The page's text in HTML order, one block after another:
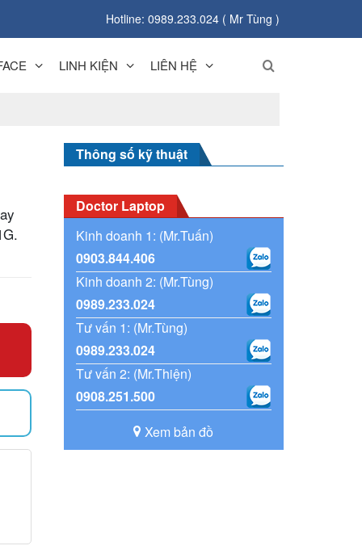
Hotline: 0989.233.024 ( Mr Tùng )
LINH KIỆN LIÊN HỆ
Thông số kỹ thuật
Doctor Laptop
Kinh doanh 1: (Mr.Tuấn)
0903.844.406
Kinh doanh 2: (Mr.Tùng)
0989.233.024
Tư vấn 1: (Mr.Tùng)
0989.233.024
Tư vấn 2: (Mr.Thiện)
0908.251.500
Xem bản đồ